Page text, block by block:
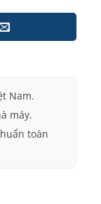
Nam.
máy.
toàn